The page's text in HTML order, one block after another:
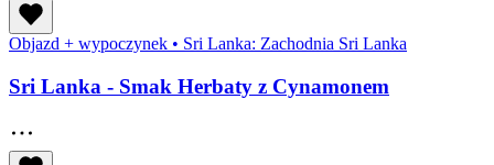
Objazd + wypoczynek • Sri Lanka: Zachodnia Sri Lanka
Sri Lanka - Smak Herbaty z Cynamonem